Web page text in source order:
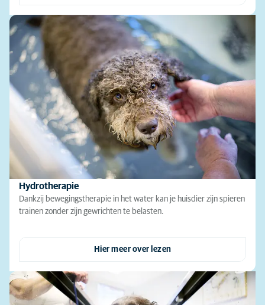
Hydrotherapie
Dankzij bewegingstherapie in het water kan je huisdier zijn spieren
trainen zonder zijn gewrichten te belasten.
Hier meer over lezen